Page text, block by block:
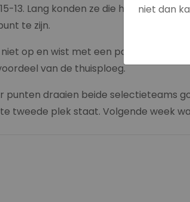
13. Lang konden ze die helaas niet
te zijn.
op en wist met een paar mooie
van de thuisploeg.
punten draaien beide selectieteams
tweede plek staat. Volgende week
niet dan